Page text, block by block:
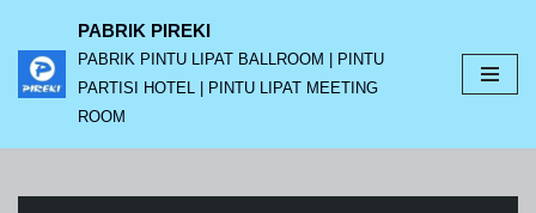
Lompat
ke
PABRIK PIREKI
PABRIK PINTU LIPAT BALLROOM | PINTU
PARTISI HOTEL | PINTU LIPAT MEETING
ROOM